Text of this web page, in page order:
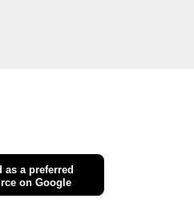
as a preferred
on Google